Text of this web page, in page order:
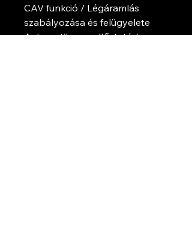
CAV funkció / Légáramlás
szabályozása és felügyelete
Automatikus szellőztetési